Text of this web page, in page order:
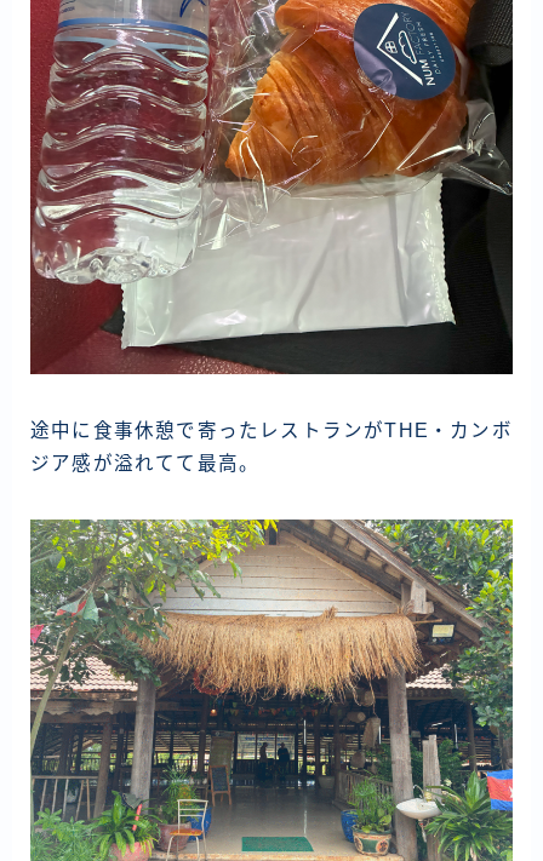
途中に食事休憩で寄ったレストランがTHE・カンボ
ジア感が溢れてて最高。